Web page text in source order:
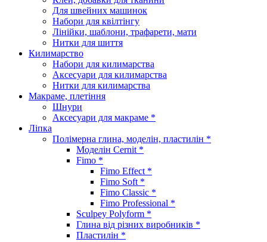
Для швейних машинок
Набори для квілтінгу
Лінійки, шаблони, трафарети, мати
Нитки для шиття
Килимарство
Набори для килимарства
Аксесуари для килимарства
Нитки для килимарства
Макраме, плетіння
Шнури
Аксесуари для макраме *
Ліпка
Полімерна глина, моделін, пластилін *
Моделін Cernit *
Fimo *
Fimo Effect *
Fimo Soft *
Fimo Classic *
Fimo Professional *
Sculpey Polyform *
Глина від різних виробників *
Пластилін *